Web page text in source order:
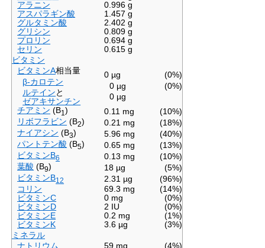
アラニン
0.996 g
アスパラギン酸
1.457 g
グルタミン酸
2.402 g
グリシン
0.809 g
プロリン
0.694 g
セリン
0.615 g
ビタミン
ビタミンA相当量
β-カロテン
ルテインと
ゼアキサンチン
(0%)
0 µg
(0%)
0 µg
0 µg
チアミン (B1) (10%)
0.11 mg
リボフラビン (B2) (18%)
0.21 mg
ナイアシン (B3) (40%)
5.96 mg
パントテン酸 (B5) (13%)
0.65 mg
ビタミンB6 (10%)
0.13 mg
葉酸 (B9) (5%)
18 µg
ビタミンB12 (96%)
2.31 µg
コリン
(14%)
69.3 mg
ビタミンC
(0%)
0 mg
ビタミンD
(0%)
2 IU
ビタミンE
(1%)
0.2 mg
ビタミンK
(3%)
3.6 µg
ミネラル
ナトリウム
(4%)
59 mg